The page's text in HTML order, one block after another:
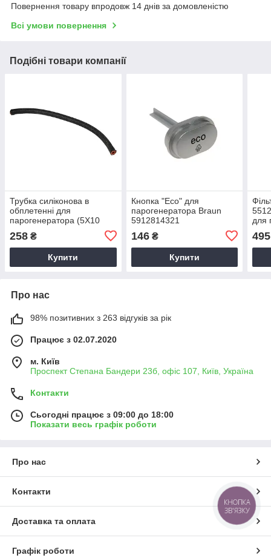
Повернення товару впродовж 14 днів за домовленістю
Всі умови повернення
Подібні товари компанії
Трубка силіконова в
обплетенні для
парогенератора (5Х10
5312891171
258 ₴
Купити
Кнопка "Eco" для
парогенератора Braun
5912814321
146₴
Купити
для
495
Про нас
98% позитивних з 263 відгуків за рік
Працює з 02.07.2020
м. Київ
Проспект Степана Бандери 23б, офіс 107, Київ, Україна
Контакти
Сьогодні працює з 09:00 до 18:00
Показати весь графік роботи
Про нас
Контакти
Доставка та оплата
Графік роботи
КНОПКА
ЗВ'ЯЗКУ